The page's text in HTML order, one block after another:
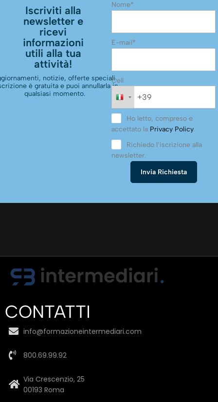
Iscriviti alla
newsletter e
ricevi
informazioni
utili alla tua
attività!
notizie, offerte speciali.
è gratuita e puoi annullarla in
qualsiasi momento.
Nome*
E-mail*
Cell
Ho letto, compreso e
accettato la Privacy Policy.
Richiedo l’iscrizione alla
newsletter.
CONTATTI
info@formazioneintermediari.com
800.69.99.92
Via Crescenzio, 25
00193 Roma